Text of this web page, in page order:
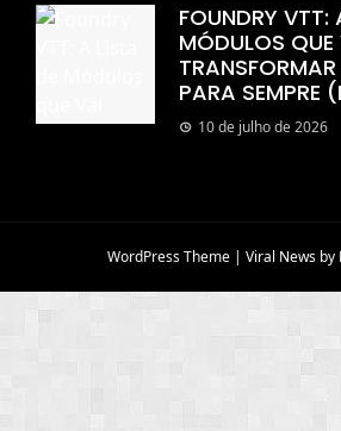
FOUNDRY VTT:
MÓDULOS
PARA SEMPRE
10 de julho de 2026
WordPress Theme | Viral News by